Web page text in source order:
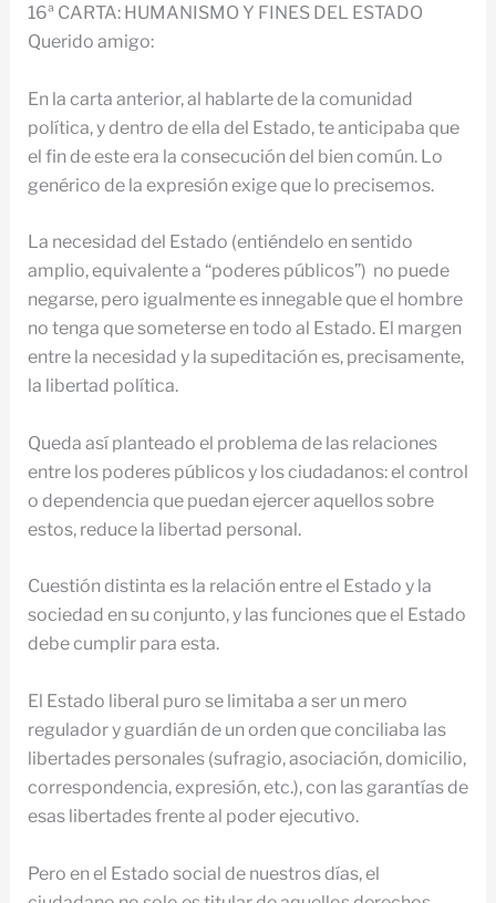
16ª CARTA: HUMANISMO Y FINES DEL ESTADO
Querido amigo:
En la carta anterior, al hablarte de la comunidad
política, y dentro de ella del Estado, te anticipaba que
el fin de este era la consecución del bien común. Lo
genérico de la expresión exige que lo precisemos.
La necesidad del Estado (entiéndelo en sentido
amplio, equivalente a “poderes públicos”) no puede
negarse, pero igualmente es innegable que el hombre
no tenga que someterse en todo al Estado. El margen
entre la necesidad y la supeditación es, precisamente,
la libertad política.
Queda así planteado el problema de las relaciones
entre los poderes públicos y los ciudadanos: el control
o dependencia que puedan ejercer aquellos sobre
estos, reduce la libertad personal.
Cuestión distinta es la relación entre el Estado y la
sociedad en su conjunto, y las funciones que el Estado
debe cumplir para esta.
El Estado liberal puro se limitaba a ser un mero
regulador y guardián de un orden que conciliaba las
libertades personales (sufragio, asociación, domicilio,
correspondencia, expresión, etc.), con las garantías de
esas libertades frente al poder ejecutivo.
Pero en el Estado social de nuestros días, el